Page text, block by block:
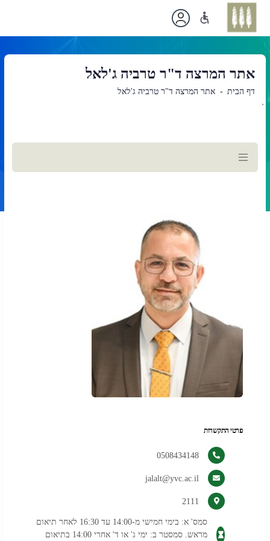
אתר המרצה ד"ר טרביה ג'לאל
דף הבית אתר המרצה ד"ר טרביה ג'לאל
`
תוכן
ראשי
פרטי התקשרות
0508434148
jalalt@yvc.ac.il
2111
סמס' א: בימי חמישי מ-14:00 עד 16:30 לאחר תיאום
מראש. סמסטר ב: ימי ג' או ד' אחרי 14:00 בתיאום